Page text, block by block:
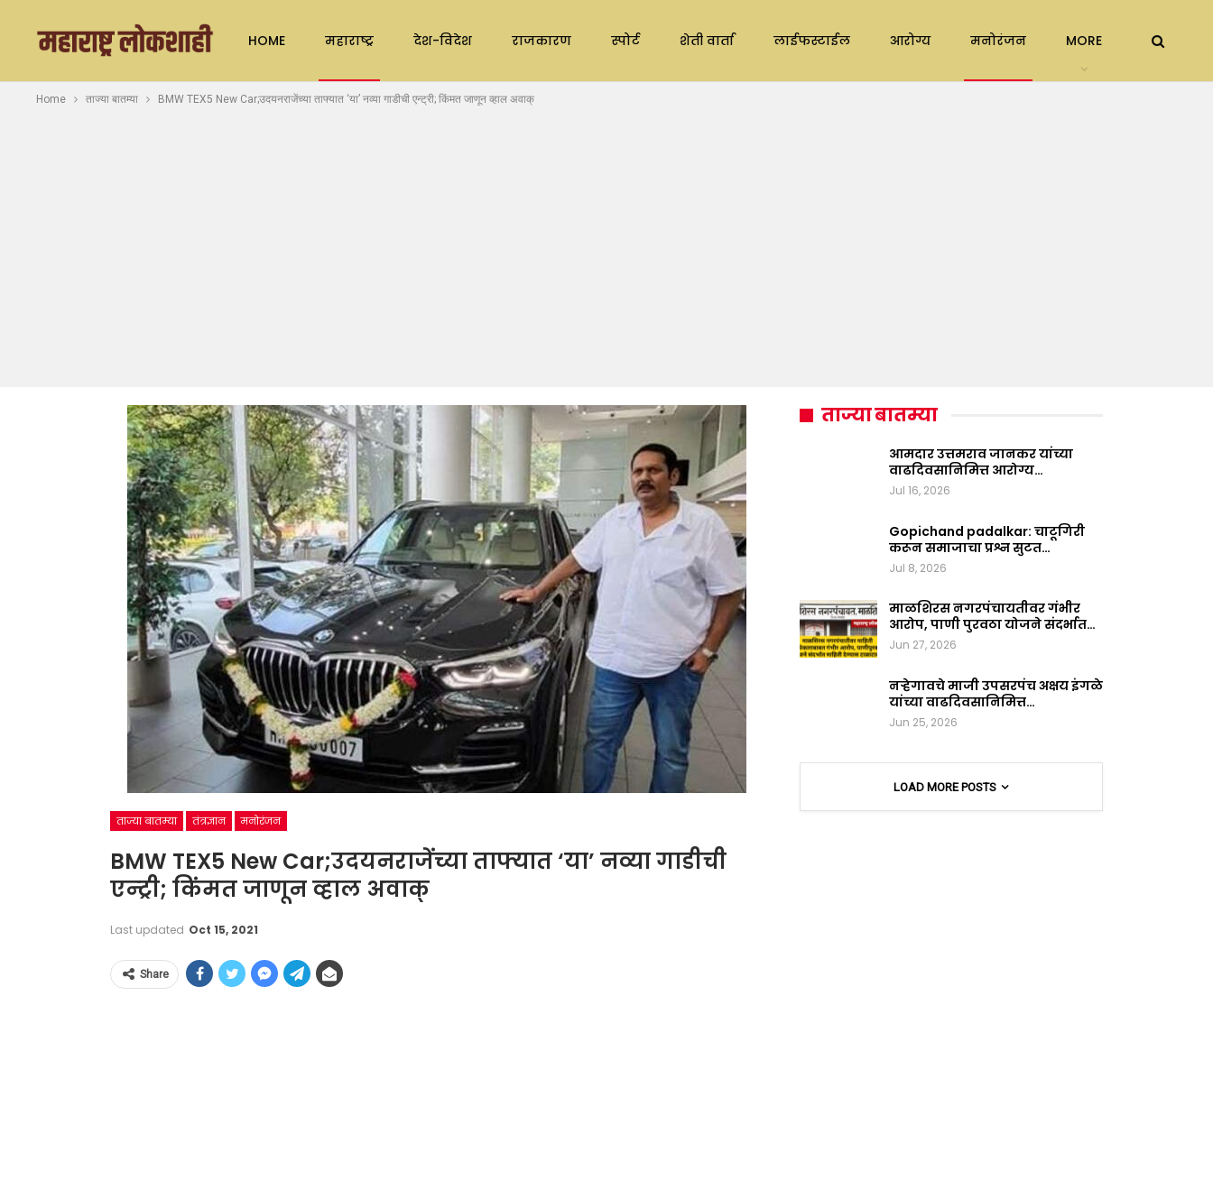
HOME महाराष्ट्र देश-विदेश राजकारण स्पोर्ट शेती वार्ता लाईफस्टाईल आरोग्य मनोरंजन MORE
Home ताज्या बातम्या BMW TEX5 New Car;उदयनराजेंच्या ताफ्यात ‘या’ नव्या गाडीची एन्ट्री; किंमत जाणून व्हाल अवाक्
ताज्या बातम्या तंत्रज्ञान मनोरंजन
BMW TEX5 New Car;उदयनराजेंच्या ताफ्यात ‘या’ नव्या गाडीची
एन्ट्री; किंमत जाणून व्हाल अवाक्
Last updated Oct 15, 2021
Share
ताज्या बातम्या
आमदार उत्तमराव जानकर यांच्या
वाढदिवसानिमित्त आरोग्य…
Jul 16, 2026
Gopichand padalkar: चाटूगिरी
करून समाजाचा प्रश्न सुटत…
Jul 8, 2026
माळशिरस नगरपंचायतीवर गंभीर
आरोप, पाणी पुरवठा योजने संदर्भात…
Jun 27, 2026
नऱ्हेगावचे माजी उपसरपंच अक्षय इंगळे
यांच्या वाढदिवसानिमित्त…
Jun 25, 2026
LOAD MORE POSTS